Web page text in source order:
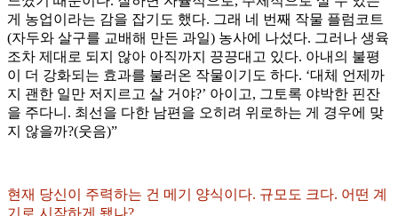
게 농업이라는 감을 잡기도 했다. 그래 네 번째 작물 플럼코트
(자두와 살구를 교배해 만든 과일) 농사에 나섰다. 그러나 생육
조차 제대로 되지 않아 아직까지 끙끙대고 있다. 아내의 불평
이 더 강화되는 효과를 불러온 작물이기도 하다. ‘대체 언제까
지 괜한 일만 저지르고 살 거야?’ 아이고, 그토록 야박한 핀잔
을 주다니. 최선을 다한 남편을 오히려 위로하는 게 경우에 맞
지 않을까?(웃음)”
현재 당신이 주력하는 건 메기 양식이다. 규모도 크다. 어떤 계